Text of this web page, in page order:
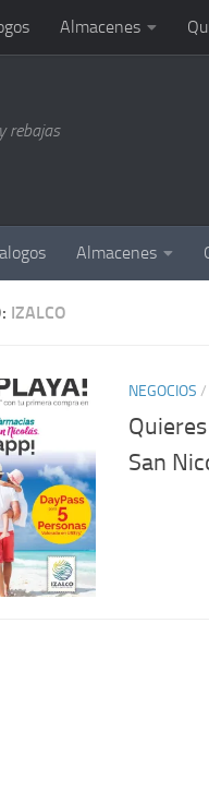
Almacenes
rebajas
Almacenes
IZALCO
NEGOCIOS /
San